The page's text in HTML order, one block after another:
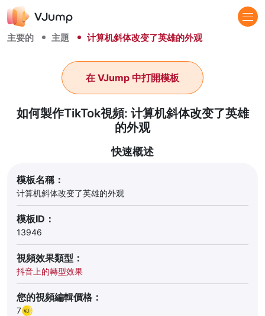
主要的 主題 计算机斜体改变了英雄的外观
如何製作TikTok視頻: 计算机斜体改变了英雄
的外观
在 VJump 中打開模板
快速概述
模板名稱：
计算机斜体改变了英雄的外观
模板ID：
13946
視頻效果類型：
抖音上的轉型效果
您的視頻編輯價格：
7